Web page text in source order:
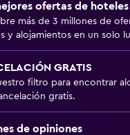
ofertas de
más de 3 millones de
y alojamientos en un solo
GRATIS
filtro para encontrar
gratis.
de opiniones